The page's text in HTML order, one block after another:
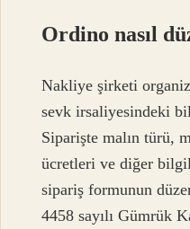
Ordino nasıl
Nakliye şirketi
sevk irsaliyesindeki
Siparişte malın türü,
ücretleri ve diğer
sipariş formunun
4458 sayılı Gümrük